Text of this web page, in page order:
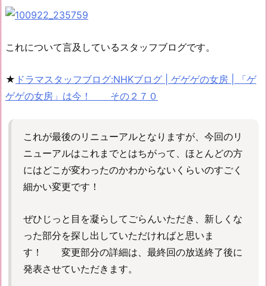
これについて言及しているスタッフブログです。
★ ドラマスタッフブログ:NHKブログ | ゲゲゲの女房 | 「ゲ
ゲゲの女房」は今！ その２７０
これが最後のリニューアルとなりますが、今回のリ
ニューアルはこれまでとはちがって、ほとんどの方
にはどこが変わったのかわからないくらいのすごく
細かい変更です！
ぜひじっと目を凝らしてごらんいただき、新しくな
った部分を探し出していただければと思いま
す！ 変更部分の詳細は、最終回の放送終了後に
発表させていただきます。